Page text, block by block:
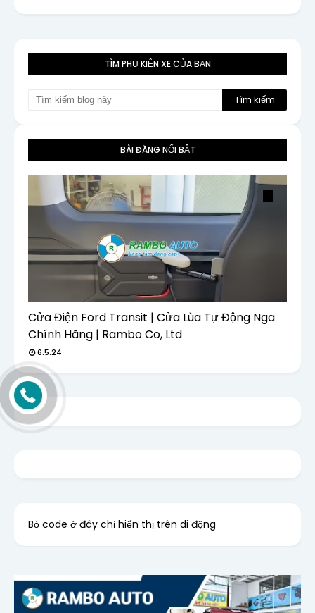
TÌM PHỤ KIỆN XE CỦA BẠN
BÀI ĐĂNG NỔI BẬT
Cửa Điện Ford Transit | Cửa Lùa Tự Động Nga
Chính Hãng | Rambo Co, Ltd
6.5.24
Bỏ code ở đây chỉ hiển thị trên di động